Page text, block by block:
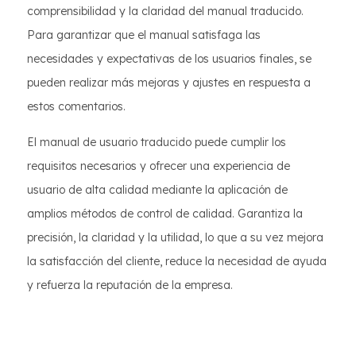
comprensibilidad y la claridad del manual traducido.
Para garantizar que el manual satisfaga las
necesidades y expectativas de los usuarios finales, se
pueden realizar más mejoras y ajustes en respuesta a
estos comentarios.
El manual de usuario traducido puede cumplir los
requisitos necesarios y ofrecer una experiencia de
usuario de alta calidad mediante la aplicación de
amplios métodos de control de calidad. Garantiza la
precisión, la claridad y la utilidad, lo que a su vez mejora
la satisfacción del cliente, reduce la necesidad de ayuda
y refuerza la reputación de la empresa.